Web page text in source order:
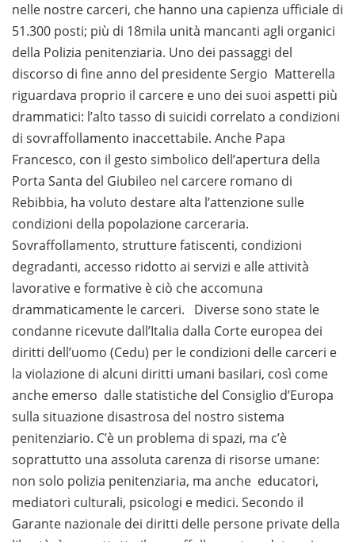
nelle nostre carceri, che hanno una capienza ufficiale di
51.300 posti; più di 18mila unità mancanti agli organici
della Polizia penitenziaria. Uno dei passaggi del
discorso di fine anno del presidente Sergio Matterella
riguardava proprio il carcere e uno dei suoi aspetti più
drammatici: l’alto tasso di suicidi correlato a condizioni
di sovraffollamento inaccettabile. Anche Papa
Francesco, con il gesto simbolico dell’apertura della
Porta Santa del Giubileo nel carcere romano di
Rebibbia, ha voluto destare alta l’attenzione sulle
condizioni della popolazione carceraria.
Sovraffollamento, strutture fatiscenti, condizioni
degradanti, accesso ridotto ai servizi e alle attività
lavorative e formative è ciò che accomuna
drammaticamente le carceri. Diverse sono state le
condanne ricevute dall’Italia dalla Corte europea dei
diritti dell’uomo (Cedu) per le condizioni delle carceri e
la violazione di alcuni diritti umani basilari, così come
anche emerso dalle statistiche del Consiglio d’Europa
sulla situazione disastrosa del nostro sistema
penitenziario. C’è un problema di spazi, ma c’è
soprattutto una assoluta carenza di risorse umane:
non solo polizia penitenziaria, ma anche educatori,
mediatori culturali, psicologi e medici. Secondo il
Garante nazionale dei diritti delle persone private della